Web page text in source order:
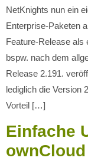
NetKnights nun ein
Enterprise-Paketen
Feature-Release als
bspw. nach dem
Release 2.191.
lediglich die Version
Vorteil […]
Einfache